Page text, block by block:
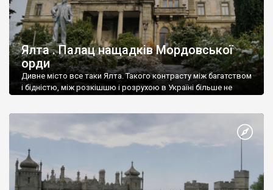
Ялта . Палац нащадків Мордовської
орди
Дивне місто все таки Ялта. Такого контрасту між багатством
і бідністю, між розкішшю і розрухою в Україні більше не